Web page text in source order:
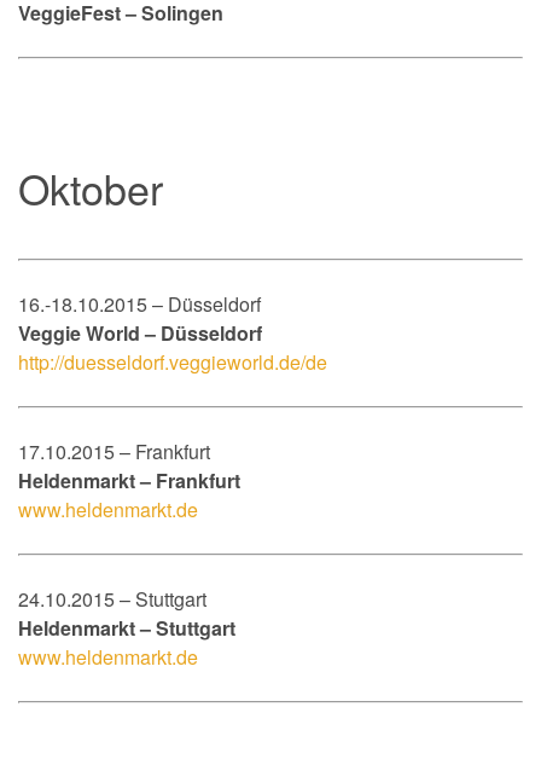
VeggieFest – Solingen
Oktober
16.-18.10.2015 – Düsseldorf
Veggie World – Düsseldorf
http://duesseldorf.veggieworld.de/de
17.10.2015 – Frankfurt
Heldenmarkt – Frankfurt
www.heldenmarkt.de
24.10.2015 – Stuttgart
Heldenmarkt – Stuttgart
www.heldenmarkt.de